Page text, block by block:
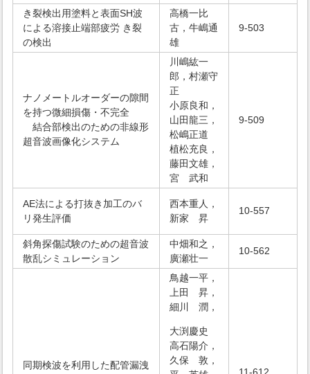
き裂検出用塗料と表面SH波
による溶接止端部疲労 き裂
の検出
高橋一比
古，牛嶋通
雄
9-503
ナノメートルオーダーの隙間
を持つ微細損傷・不完全
結合部検出のための非線形
超音波画像化システム
川嶋紘一
郎，村瀬守
正
小原良和，
山田龍三，
松嶋正道
植松充良，
藤田文雄，
宮 武和
9-509
AE法による打抜き加工のバ
リ発生評価
西本重人，
新家 昇
10-557
斜角探傷試験のための超音波
散乱シミュレーション
中畑和之，
廣瀬壮一
10-562
同期検波を利用した配管漏洩
鳥越一平，
上田 昇，
細川 潤，
大渕慶史
高石陽介，
久保 敦，